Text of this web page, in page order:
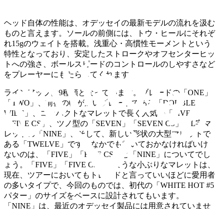
ヘッド自体の性能は、オデッセイの最新モデルの流れを汲む
ものと言えます。ソールの前側には、トウ・ヒールにそれぞ
れ15gのウェイトを搭載。浅重心・高慣性モーメントという
特性となっており、安定したストロークやオフセンターヒッ
トへの強さ、ボールスピードのコントロールのしやすさなど
をプレーヤーにもたらしてくれます。
ラインアップは9種類となっています。ブレードの「ONE」
「TWO」、前後の幅が広いブレードである「DOUBLE
WIDE」、コンパクトなマレットで長く人気の「FIVE」
「FIVE CS」、ツノ型の「SEVEN」「SEVEN CS」、L字マ
レットの「NINE」、そして、新しい形状の大型マレットで
ある「TWELVE」です。なかでも書いておかなければいけ
ないのは、「FIVE」「FIVE CS」と「NINE」についてでし
ょう。「FIVE」「FIVE CS」のような小ぶりなマレットは、
現在、ツアーにおいてもトレンドと言っていいほどに愛用者
の多いタイプで、今回のものでは、初代の「WHITE HOT #5
パター」のサイズをベースに設計されてもいます。
「NINE」は、最近のオデッセイ製品には用意されていませ